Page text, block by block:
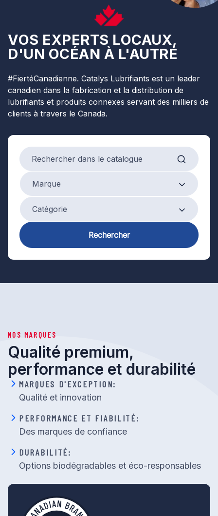
VOS EXPERTS LOCAUX,
D'UN OCÉAN À L'AUTRE
#FiertéCanadienne. Catalys Lubrifiants est un leader
canadien dans la fabrication et la distribution de
lubrifiants et produits connexes servant des milliers de
clients à travers le Canada.
Search products
Marque
Marque
Product Category
Catégorie
Rechercher
NOS MARQUES
Qualité premium,
performance et durabilité
MARQUES D'EXCEPTION:
Qualité et innovation
PERFORMANCE ET FIABILITÉ:
Des marques de confiance
DURABILITÉ:
Options biodégradables et éco-responsables